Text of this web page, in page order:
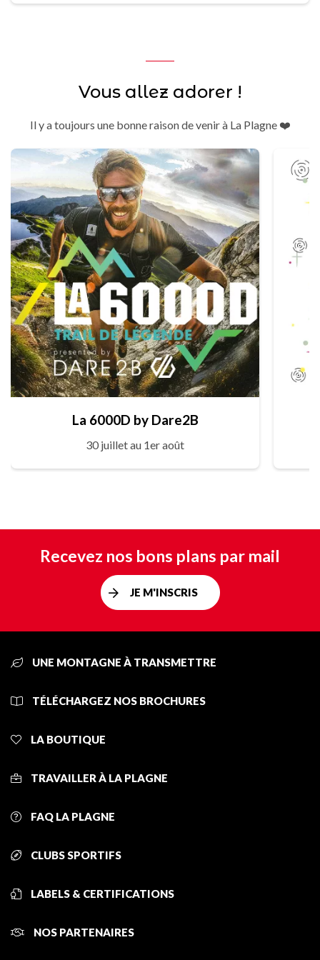
Vous allez adorer !
Il y a toujours une bonne raison de venir à La Plagne ❤️
La 6000D by Dare2B
30 juillet au 1er août
Recevez nos bons plans par mail
JE M'INSCRIS
UNE MONTAGNE À TRANSMETTRE
TÉLÉCHARGEZ NOS BROCHURES
LA BOUTIQUE
TRAVAILLER À LA PLAGNE
FAQ LA PLAGNE
CLUBS SPORTIFS
LABELS & CERTIFICATIONS
NOS PARTENAIRES